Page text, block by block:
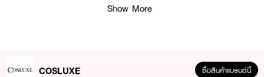
● อายไลเนอร์โทนเฉดสีซอฟท์ละมุนShow More
COSLUXE ซื้อสินค้าแบรนด์นี้